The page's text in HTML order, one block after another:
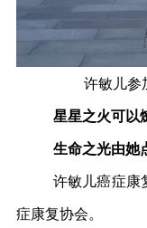
许敏儿参
星星之火可以
生命之光由她
许敏儿癌症康
症康复协会。